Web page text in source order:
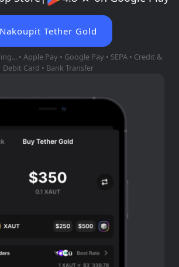
Nakoupit Tether Gold
• Apple Pay • Google Pay • SEPA • Credit &
Debit Card • Bank Transfer